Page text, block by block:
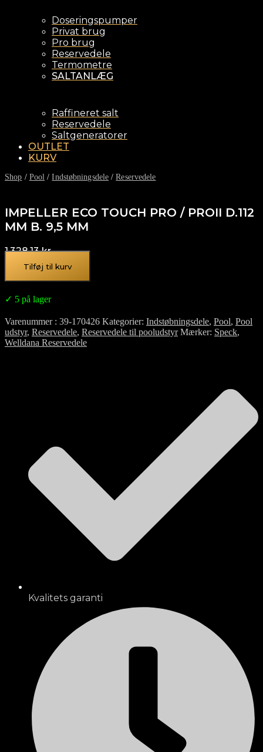
Doseringspumper
Privat brug
Pro brug
Reservedele
Termometre
SALTANLÆG
Raffineret salt
Reservedele
Saltgeneratorer
OUTLET
KURV
Shop / Pool /Indstøbningsdele /Reservedele
IMPELLER ECO TOUCH PRO / PROII D.112
MM B. 9,5 MM
1.328,13kr.
Tilføj til kurv
✓ 5 på lager
Varenummer 39-170426 Kategorier Indstøbningsdele, Pool, Pool
udstyr, Reservedele, Reservedele til pooludstyr Mærker Speck,
Welldana Reservedele
Kvalitets garanti